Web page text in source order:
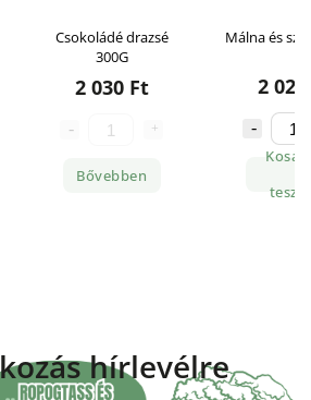
Csokoládé drazsé
300G
2 030 Ft
Bővebben
Málna és
2
hírlevélre